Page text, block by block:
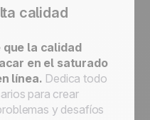
calidad
que la calidad
en el saturado
línea. Dedica todo
para crear
y desafíos